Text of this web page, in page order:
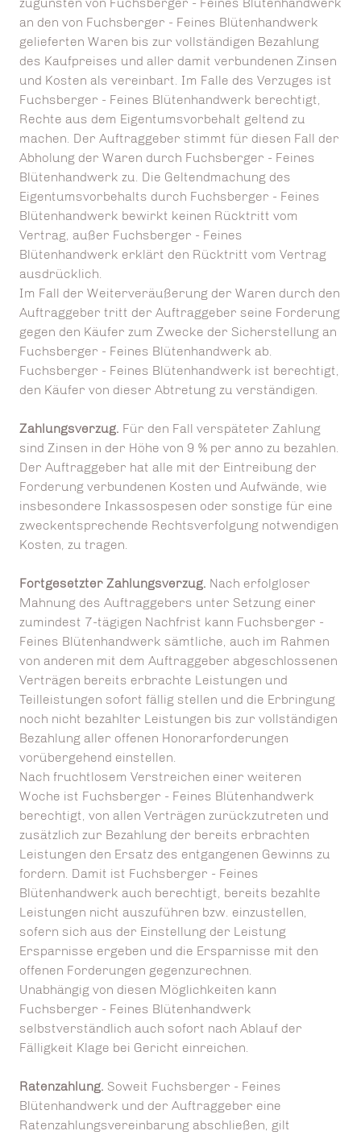
an den von Fuchsberger - Feines Blütenhandwerk
gelieferten Waren bis zur vollständigen Bezahlung
des Kaufpreises und aller damit verbundenen Zinsen
und Kosten als vereinbart. Im Falle des Verzuges ist
Fuchsberger - Feines Blütenhandwerk berechtigt,
Rechte aus dem Eigentumsvorbehalt geltend zu
machen. Der Auftraggeber stimmt für diesen Fall der
Abholung der Waren durch Fuchsberger - Feines
Blütenhandwerk zu. Die Geltendmachung des
Eigentumsvorbehalts durch Fuchsberger - Feines
Blütenhandwerk bewirkt keinen Rücktritt vom
Vertrag, außer Fuchsberger - Feines
Blütenhandwerk erklärt den Rücktritt vom Vertrag
ausdrücklich.
Im Fall der Weiterveräußerung der Waren durch den
Auftraggeber tritt der Auftraggeber seine Forderung
gegen den Käufer zum Zwecke der Sicherstellung an
Fuchsberger - Feines Blütenhandwerk ab.
Fuchsberger - Feines Blütenhandwerk ist berechtigt,
den Käufer von dieser Abtretung zu verständigen.
Zahlungsverzug. Für den Fall verspäteter Zahlung
sind Zinsen in der Höhe von 9 % per anno zu bezahlen.
Der Auftraggeber hat alle mit der Eintreibung der
Forderung verbundenen Kosten und Aufwände, wie
insbesondere Inkassospesen oder sonstige für eine
zweckentsprechende Rechtsverfolgung notwendigen
Kosten, zu tragen.
Fortgesetzter Zahlungsverzug. Nach erfolgloser
Mahnung des Auftraggebers unter Setzung einer
zumindest 7-tägigen Nachfrist kann Fuchsberger -
Feines Blütenhandwerk sämtliche, auch im Rahmen
von anderen mit dem Auftraggeber abgeschlossenen
Verträgen bereits erbrachte Leistungen und
Teilleistungen sofort fällig stellen und die Erbringung
noch nicht bezahlter Leistungen bis zur vollständigen
Bezahlung aller offenen Honorarforderungen
vorübergehend einstellen.
Nach fruchtlosem Verstreichen einer weiteren
Woche ist Fuchsberger - Feines Blütenhandwerk
berechtigt, von allen Verträgen zurückzutreten und
zusätzlich zur Bezahlung der bereits erbrachten
Leistungen den Ersatz des entgangenen Gewinns zu
fordern. Damit ist Fuchsberger - Feines
Blütenhandwerk auch berechtigt, bereits bezahlte
Leistungen nicht auszuführen bzw. einzustellen,
sofern sich aus der Einstellung der Leistung
Ersparnisse ergeben und die Ersparnisse mit den
offenen Forderungen gegenzurechnen.
Unabhängig von diesen Möglichkeiten kann
Fuchsberger - Feines Blütenhandwerk
selbstverständlich auch sofort nach Ablauf der
Fälligkeit Klage bei Gericht einreichen.
Ratenzahlung. Soweit Fuchsberger - Feines
Blütenhandwerk und der Auftraggeber eine
Ratenzahlungsvereinbarung abschließen, gilt